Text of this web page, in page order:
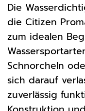
Die
die Citizen
zum idealen
Schnorcheln
sich darauf
zuverlässig